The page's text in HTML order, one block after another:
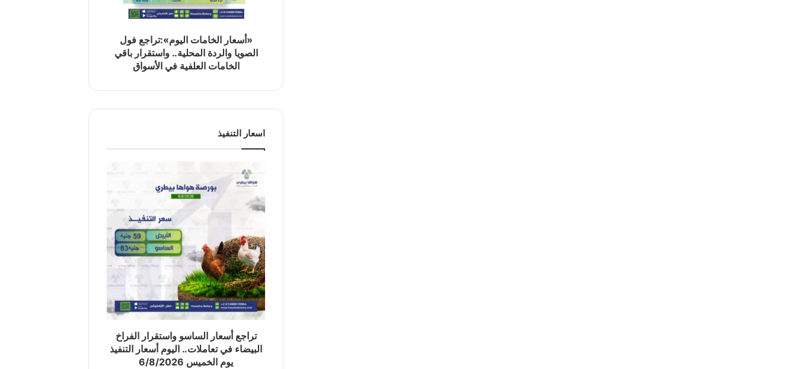
«أسعار الخامات اليوم»:تراجع فول
الصويا والردة المحلية.. واستقرار باقي
الخامات العلفية في الأسواق
اسعار التنفيذ
تراجع أسعار الساسو واستقرار الفراخ
البيضاء في تعاملات.. اليوم أسعار التنفيذ
يوم الخميس 6/8/2026